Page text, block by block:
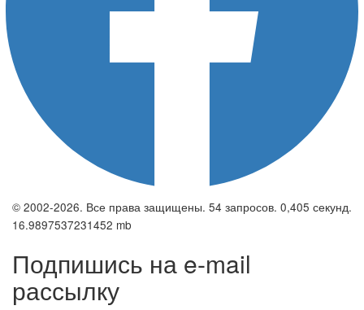
© 2002-2026. Все права защищены. 54 запросов. 0,405 секунд.
16.9897537231452 mb
Подпишись на e-mail
рассылку